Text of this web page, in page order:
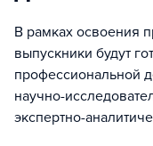
В рамках освоения
выпускники будут
профессиональной
научно-
экспертно-